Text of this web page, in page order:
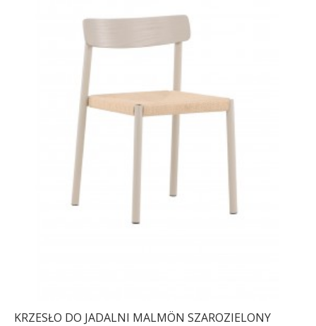
KRZESŁO DO JADALNI MALMÖN SZAROZIELONY